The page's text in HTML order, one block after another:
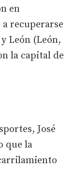
en
recuperarse
León (León,
la capital de
José
que la